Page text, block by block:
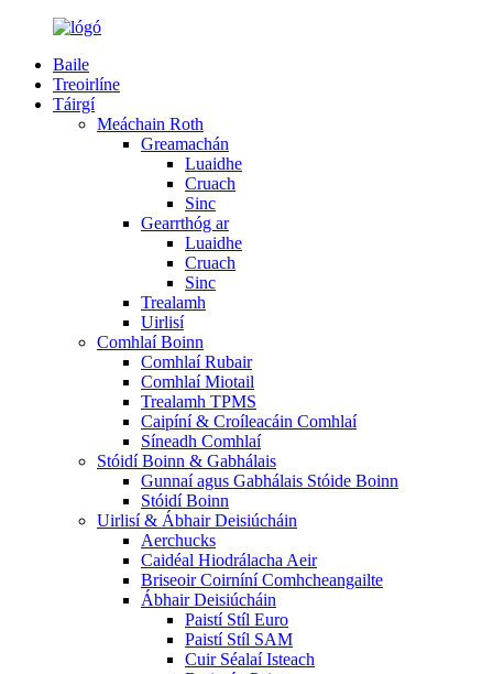
Baile
Treoirlíne
Táirgí
Meáchain Roth
Greamachán
Luaidhe
Cruach
Sinc
Gearrthóg ar
Luaidhe
Cruach
Sinc
Trealamh
Uirlisí
Comhlaí Boinn
Comhlaí Rubair
Comhlaí Miotail
Trealamh TPMS
Caipíní & Croíleacáin Comhlaí
Síneadh Comhlaí
Stóidí Boinn & Gabhálais
Gunnaí agus Gabhálais Stóide Boinn
Stóidí Boinn
Uirlisí & Ábhair Deisiúcháin
Aerchucks
Caidéal Hiodrálacha Aeir
Briseoir Coirníní Comhcheangailte
Ábhair Deisiúcháin
Paistí Stíl Euro
Paistí Stíl SAM
Cuir Séalaí Isteach